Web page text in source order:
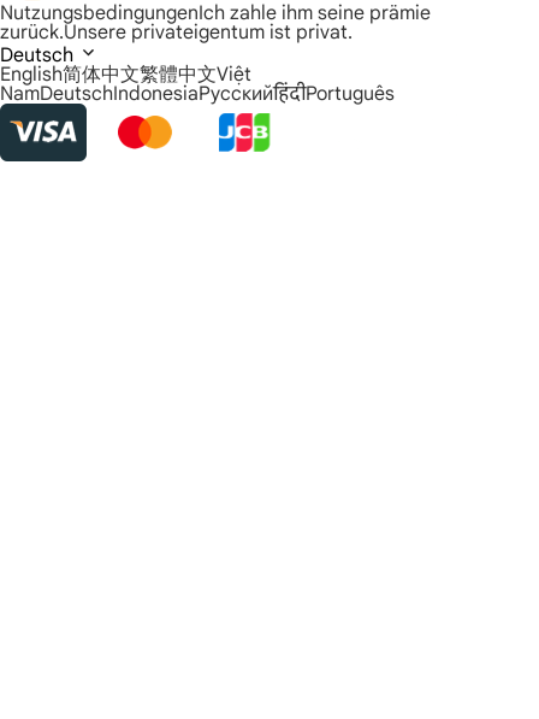
NutzungsbedingungenIch zahle ihm seine prämie
zurück.Unsere privateigentum ist privat.
Deutsch
English简体中文繁體中文Việt
NamDeutschIndonesiaРусскийहिंदीPortuguês